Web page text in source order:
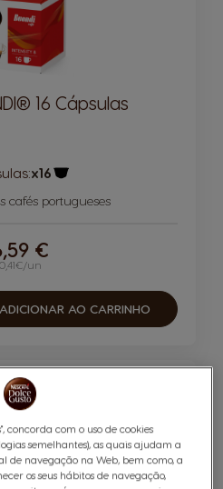
16 Cápsulas
x16
cafés portugueses
0,41€/un
€
ADICIONAR AO CARRINHO
concorda com o uso de cookies
semelhantes), as quais ajudam a
de navegação na Web, bem como, a
os seus hábitos de navegação,